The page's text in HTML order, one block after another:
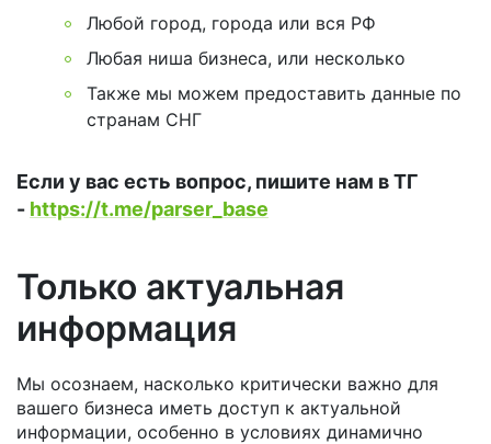
Любой город, города или вся РФ
Любая ниша бизнеса, или несколько
Также мы можем предоставить данные по
странам СНГ
Если у вас есть вопрос, пишите нам в ТГ
- https://t.me/parser_base
Только актуальная
информация
Мы осознаем, насколько критически важно для
вашего бизнеса иметь доступ к актуальной
информации, особенно в условиях динамично